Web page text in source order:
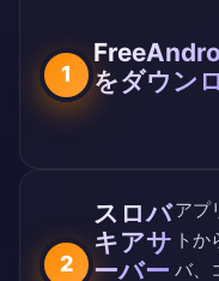
1
をダウン
2
スロバ
キアサ
ーバー
アプ
トか
バ、